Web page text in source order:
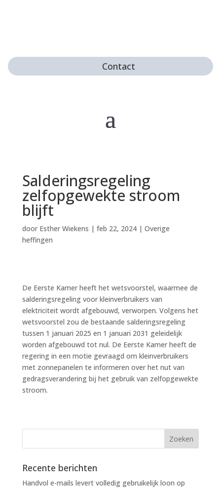
Contact
Salderingsregeling
zelfopgewekte stroom
blijft
door Esther Wiekens | feb 22, 2024| Overige
heffingen
De Eerste Kamer heeft het wetsvoorstel, waarmee de
salderingsregeling voor kleinverbruikers van
elektriciteit wordt afgebouwd, verworpen. Volgens het
wetsvoorstel zou de bestaande salderingsregeling
tussen 1 januari 2025 en 1 januari 2031 geleidelijk
worden afgebouwd tot nul. De Eerste Kamer heeft de
regering in een motie gevraagd om kleinverbruikers
met zonnepanelen te informeren over het nut van
gedragsverandering bij het gebruik van zelfopgewekte
stroom.
Recente berichten
Handvol e-mails levert volledig gebruikelijk loon op